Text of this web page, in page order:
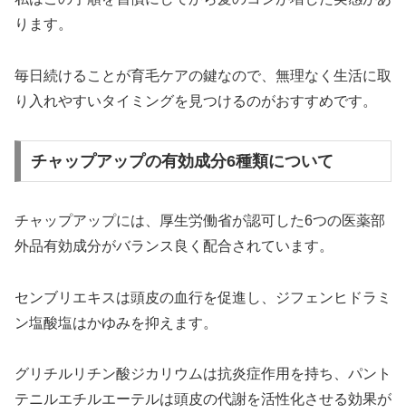
ります。
毎日続けることが育毛ケアの鍵なので、無理なく生活に取
り入れやすいタイミングを見つけるのがおすすめです。
チャップアップの有効成分6種類について
チャップアップには、厚生労働省が認可した6つの医薬部
外品有効成分がバランス良く配合されています。
センブリエキスは頭皮の血行を促進し、ジフェンヒドラミ
ン塩酸塩はかゆみを抑えます。
グリチルリチン酸ジカリウムは抗炎症作用を持ち、パント
テニルエチルエーテルは頭皮の代謝を活性化させる効果が